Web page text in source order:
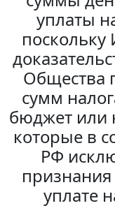
уплаты
Общества
сумм
бюджет или
которые в
РФ
признания
уплате